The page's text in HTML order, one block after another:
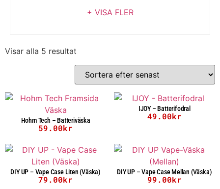
+ VISA FLER
Visar alla 5 resultat
Hohm Tech – Batteriväska
59.00kr
IJOY – Batterifodral
49.00kr
DIY UP – Vape Case Liten (Väska)
79.00kr
DIY UP – Vape Case Mellan (Väska)
99.00kr